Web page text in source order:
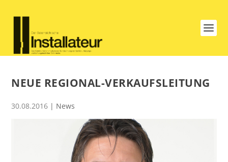
NEUE REGIONAL-VERKAUFSLEITUNG
30.08.2016 | News